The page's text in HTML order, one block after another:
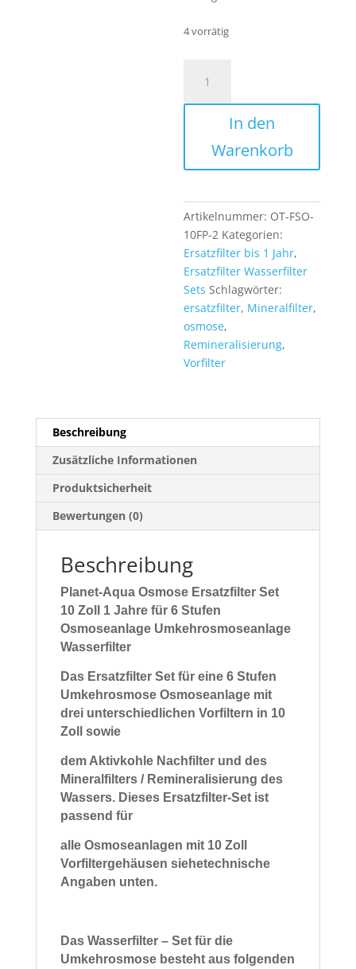
4 vorrätig
Ersatzfilter
Set
6
Stufen
Osmoseanlage
Umkehrosmoseanlage
Wasserfilter
Menge
In den
Warenkorb
Artikelnummer: OT-FSO-
10FP-2 Kategorien:
Ersatzfilter bis 1 Jahr,
Ersatzfilter Wasserfilter
Sets Schlagwörter:
ersatzfilter, Mineralfilter,
osmose,
Remineralisierung,
Vorfilter
Beschreibung
Zusätzliche Informationen
Produktsicherheit
Bewertungen (0)
Beschreibung
Planet-Aqua Osmose Ersatzfilter Set
10 Zoll 1 Jahre für 6 Stufen
Osmoseanlage Umkehrosmoseanlage
Wasserfilter
Das Ersatzfilter Set für eine 6 Stufen
Umkehrosmose Osmoseanlage mit
drei unterschiedlichen Vorfiltern in 10
Zoll sowie
dem Aktivkohle Nachfilter und des
Mineralfilters / Remineralisierung des
Wassers. Dieses Ersatzfilter-Set ist
passend für
alle Osmoseanlagen mit 10 Zoll
Vorfiltergehäusen siehetechnische
Angaben unten.
Das Wasserfilter – Set für die
Umkehrosmose besteht aus folgenden